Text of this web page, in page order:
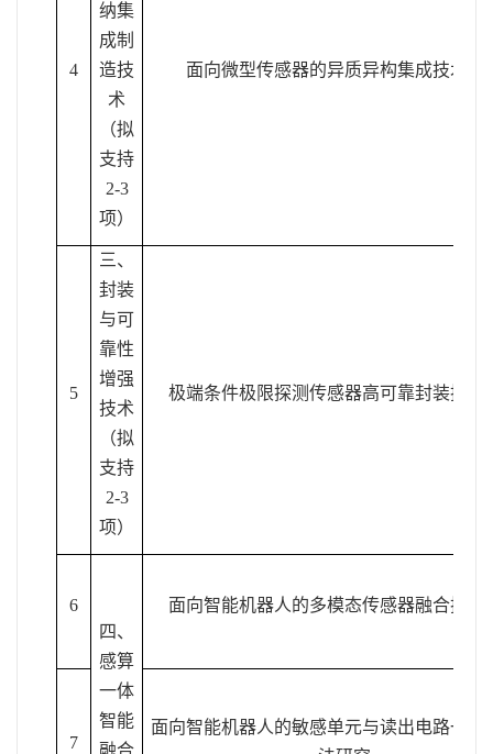
4
纳集
成制
造技
术
（拟
支持
2-3
项）
面向微型传感器的异质异构集成技术研
5
三、
封装
与可
靠性
增强
技术
（拟
支持
2-3
项）
极端条件极限探测传感器高可靠封装技术
6
四、
感算
一体
智能
融合
面向智能机器人的多模态传感器融合技术
7
面向智能机器人的敏感单元与读出电路一体